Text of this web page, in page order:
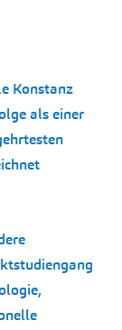
Konstanz
als einer